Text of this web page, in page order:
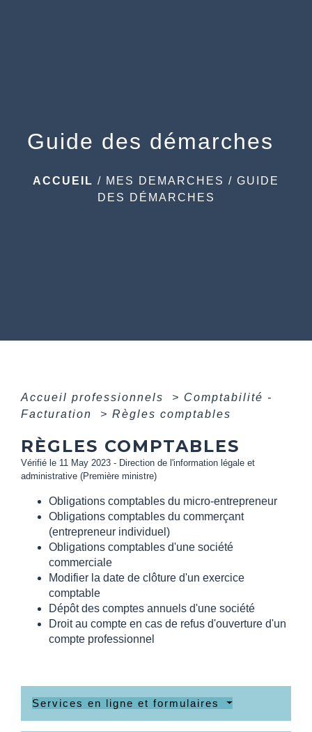
Guide des démarches
ACCUEIL / MES DEMARCHES / GUIDE
DES DÉMARCHES
Accueil professionnels > Comptabilité -
Facturation
> Règles comptables
RÈGLES COMPTABLES
Vérifié le 11 May 2023 - Direction de l'information légale et
administrative (Première ministre)
Obligations comptables du micro-entrepreneur
Obligations comptables du commerçant
(entrepreneur individuel)
Obligations comptables d'une société
commerciale
Modifier la date de clôture d'un exercice
comptable
Dépôt des comptes annuels d'une société
Droit au compte en cas de refus d'ouverture d'un
compte professionnel
Services en ligne et formulaires